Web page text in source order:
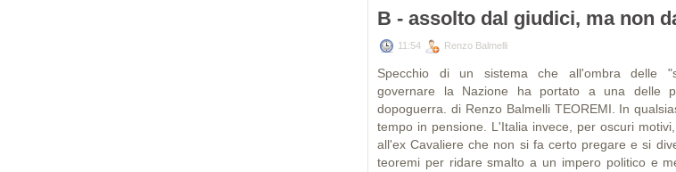
B - assolto dal giudici, ma non
11:54 Renzo Balmelli
Specchio di un sistema che all'ombra delle
governare la Nazione ha portato a una delle
dopoguerra. di Renzo Balmelli TEOREMI. In
tempo in pensione. L'Italia invece, per oscuri
all'ex Cavaliere che non si fa certo pregare e si
teoremi per ridare smalto a un impero politico e